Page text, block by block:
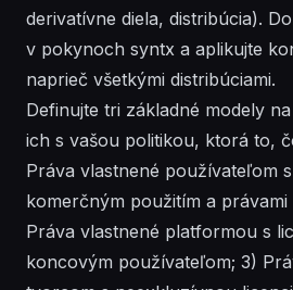
derivatívne diela, distribúcia).
v pokynoch syntx a aplikujte
naprieč všetkými distribúciami.
Definujte tri základné modely
ich s vašou politikou, ktorá to,
Práva vlastnené používateľom
komerčným použitím a právami
Práva vlastnené platformou s
koncovým používateľom; 3)